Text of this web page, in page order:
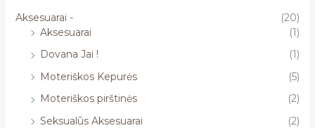
Aksesuarai -
(20)
Aksesuarai
(1)
Dovana Jai !
(1)
Moteriškos Kepurės
(5)
Moteriškos pirštinės
(2)
Seksualūs Aksesuarai
(2)